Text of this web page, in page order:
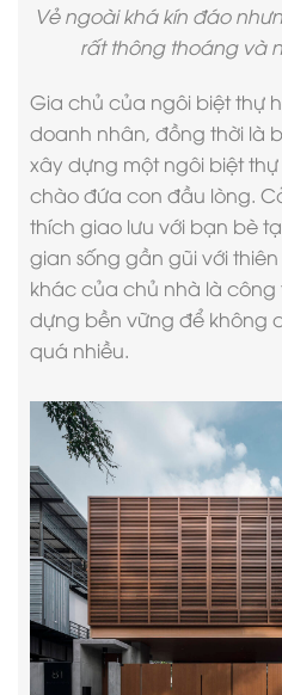
Vẻ ngoài khá kín đáo
rất thông thoáng và
Gia chủ của ngôi biệt thự
doanh nhân, đồng thời là
xây dựng một ngôi biệt
chào đứa con đầu lòng.
thích giao lưu với bạn bè
gian sống gần gũi với
khác của chủ nhà là
dựng bền vững để không
quá nhiều.